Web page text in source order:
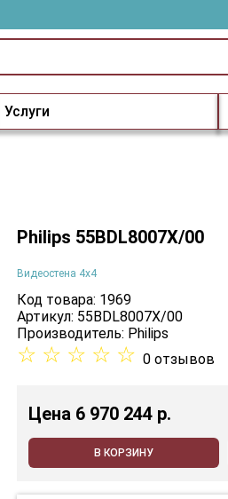
Услуги
Philips 55BDL8007X/00
Видеостена 4х4
Код товара: 1969
Артикул: 55BDL8007X/00
Производитель: Philips
☆ ☆ ☆ ☆ ☆ 0 отзывов
Цена 6 970 244 p.
В КОРЗИНУ